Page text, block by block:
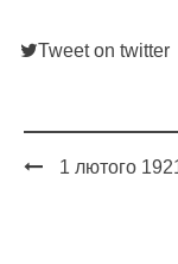
Tweet on twitter
1 лютого